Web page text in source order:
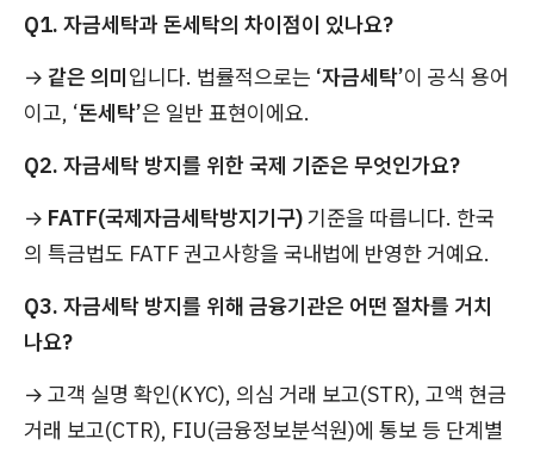
Q1. 자금세탁과 돈세탁의 차이점이 있나요?
→ 같은 의미입니다. 법률적으로는 ‘자금세탁’이 공식 용어
이고, ‘돈세탁’은 일반 표현이에요.
Q2. 자금세탁 방지를 위한 국제 기준은 무엇인가요?
→ FATF(국제자금세탁방지기구)기준을 따릅니다. 한국
의 특금법도 FATF 권고사항을 국내법에 반영한 거예요.
Q3. 자금세탁 방지를 위해 금융기관은 어떤 절차를 거치
나요?
→ 고객 실명 확인(KYC), 의심 거래 보고(STR), 고액 현금
거래 보고(CTR), FIU(금융정보분석원)에 통보 등 단계별